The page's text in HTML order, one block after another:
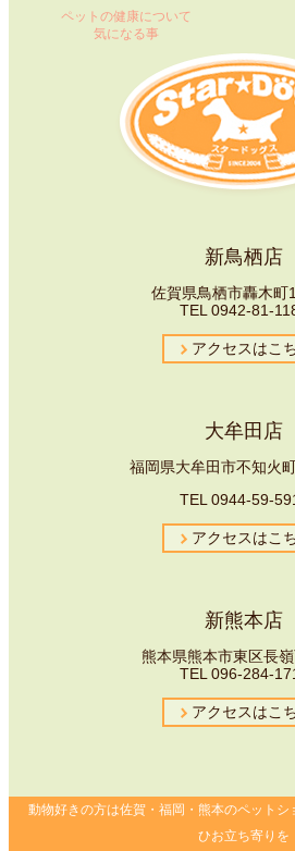
ペットの健康について
気になる事
新鳥栖店
佐賀県鳥栖市轟木町
TEL0942-81-
アクセスはこ
大牟田店
福岡県大牟田市不知火
TEL0944-59-
アクセスはこ
新熊本店
熊本県熊本市東区長
TEL096-284-
アクセスはこ
動物好きの方は佐賀・福岡・熊本のペット
ひお立ち寄りを